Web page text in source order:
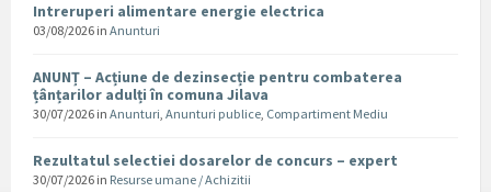
Intreruperi alimentare energie electrica
03/08/2026 in Anunturi
ANUNȚ – Acțiune de dezinsecție pentru combaterea
țânțarilor adulți în comuna Jilava
30/07/2026 in Anunturi, Anunturi publice, Compartiment Mediu
Rezultatul selectiei dosarelor de concurs – expert
30/07/2026 in Resurse umane / Achizitii